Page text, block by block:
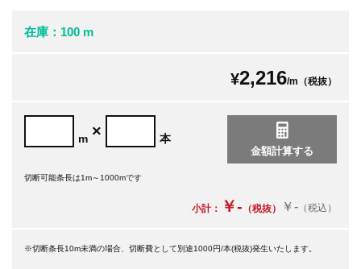
在庫：100 m
¥2,216/m（税抜）
m × 本
切断可能条長は1m～1000mです
小計： ￥- （税抜） ￥- （税込）
※切断条長10m未満の場合、切断費として別途1000円/本(税抜)発生いたします。